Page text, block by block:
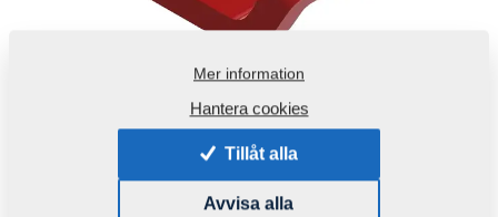
Mer information
Hantera cookies
Tillåt alla
Avvisa alla